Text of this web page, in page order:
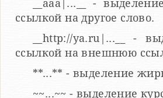
__aaa|...__ -
ссылкой на другое слово.
__http://ya.ru|...__ -
ссылкой на внешнюю
**...** - выделение
~~...~~ - выделение